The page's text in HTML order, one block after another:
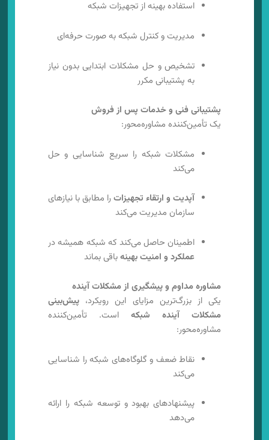
استفاده بهینه از تجهیزات شبکه
مدیریت و کنترل شبکه به صورت حرفه‌ای
تشخیص و حل مشکلات ابتدایی بدون نیاز
به پشتیبانی مکرر
پشتیبانی فنی و خدمات پس از فروش
یک تأمین‌کننده مشاوره‌محور:
مشکلات شبکه را سریع شناسایی و حل
می‌کند
آپدیت و ارتقاء تجهیزاترا مطابق با نیازهای
سازمان مدیریت می‌کند
اطمینان حاصل می‌کند که شبکه همیشه در
عملکرد و امنیت بهینهباقی بماند
مشاوره مداوم و پیشگیری از مشکلات آینده
یکی از بزرگ‌ترین مزایای این رویکرد،پیش‌بینی
مشکلات آینده شبکه است. تأمین‌کننده
مشاوره‌محور:
نقاط ضعف و گلوگاه‌های شبکه را شناسایی
می‌کند
پیشنهادهای بهبود و توسعه شبکه را ارائه
می‌دهد